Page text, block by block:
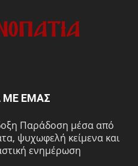
ΜΕ ΕΜΑΣ
Παράδοση μέσα από
ψυχωφελή κείμενα και
ενημέρωση